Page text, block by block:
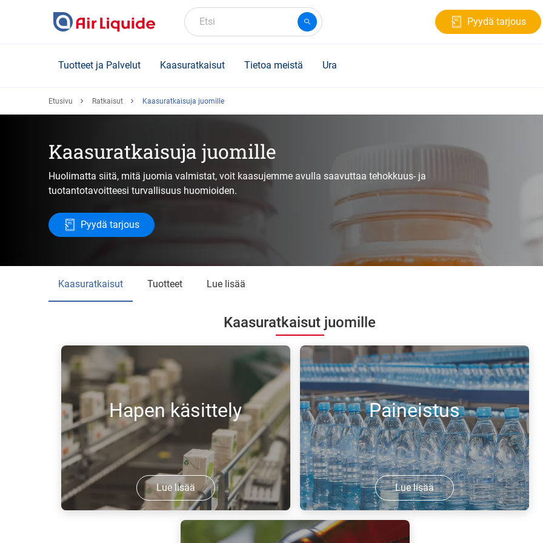
Etsi Pyydä tarjous
Tuotteet ja Palvelut Kaasuratkaisut Tietoa meistä Ura
Etusivu Ratkaisut Kaasuratkaisuja juomille
Kaasuratkaisuja juomille
Huolimatta siitä, mitä juomia valmistat, voit kaasujemme avulla saavuttaa tehokkuus- ja
tuotantotavoitteesi turvallisuus huomioiden.
Pyydä tarjous
Kaasuratkaisut Tuotteet Lue lisää
Kaasuratkaisut juomille
Hapen käsittely
Lue lisää
Toimitamme hapenpoistomenetelmät
Paineistus
Lue lisää
Kun paine pullossa on suurempi,